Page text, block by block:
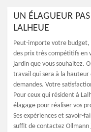
UN ÉLAGUEUR
LALHEUE
Peut-importe votre budget,
des prix très compétitifs en
jardin que vous souhaitez.
travail qui sera à la hauteur
demandes. Votre
Pour ceux qui résident à
élagage pour réaliser vos
Ses expériences et savoir-
suffit de contactez Ollmann